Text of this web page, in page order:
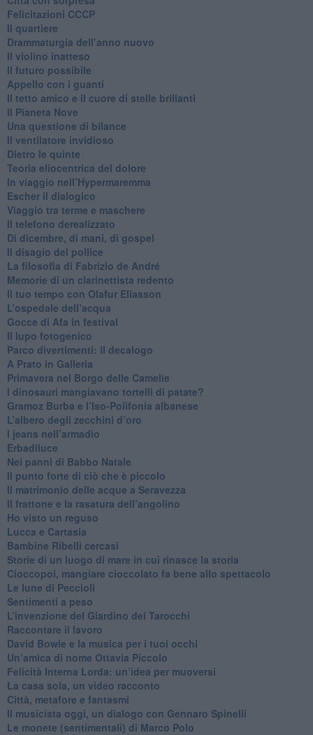
Felicitazioni CCCP
​Il quartiere
​Drammaturgia dell’anno nuovo
​Il violino inatteso
​Il futuro possibile
​Appello con i guanti
​Il tetto amico e il cuore di stelle brillanti
​Il Pianeta Nove
​Una questione di bilance
​Il ventilatore invidioso
​Dietro le quinte
​Teoria eliocentrica del dolore
In viaggio nell’Hypermaremma
​Escher il dialogico
​Viaggio tra terme e maschere
Il telefono derealizzato
​Di dicembre, di mani, di gospel
​Il disagio del pollice
​La filosofia di Fabrizio de André
Memorie di un clarinettista redento
​Il tuo tempo con Olafur Eliasson
​L’ospedale dell’acqua
​Gocce di Afa in festival
​Il lupo fotogenico
​Parco divertimenti: il decalogo
​A Prato in Galleria
​Primavera nel Borgo delle Camelie
I dinosauri mangiavano tortelli di patate?
​Gramoz Burba e l’Iso-Polifonia albanese
L’albero degli zecchini d’oro
​I jeans nell’armadio
Erbadiluce
Nei panni di Babbo Natale
​Il punto forte di ciò che è piccolo
​Il matrimonio delle acque a Seravezza
​Il frattone e la rasatura dell’angolino
​Ho visto un reguso
Lucca e Cartasia
Bambine Ribelli cercasi
Storie di un luogo di mare in cui rinasce la storia
Cioccopoi, mangiare cioccolato fa bene allo spettacolo
​Le lune di Peccioli
​Sentimenti a peso
​L’invenzione del Giardino dei Tarocchi
​Raccontare il lavoro
David Bowie e la musica per i tuoi occhi
Un’amica di nome Ottavia Piccolo
​Felicità Interna Lorda: un’idea per muoversi
​La casa sola, un video racconto
​Città, metafore e fantasmi
Il musicista oggi, un dialogo con Gennaro Spinelli
Le monete (sentimentali) di Marco Polo